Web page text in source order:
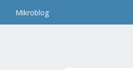
Mikroblog